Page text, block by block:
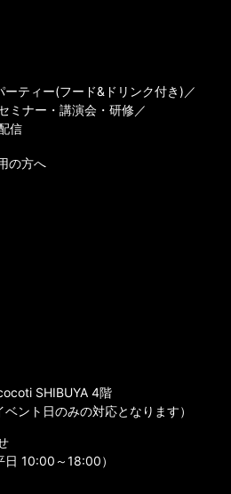
ーティー(フード&ドリンク付き)
ミナー・講演会・研修
信
の方へ
SHIBUYA 4階
ベント日のみの対応となります）
日 10:00～18:00）